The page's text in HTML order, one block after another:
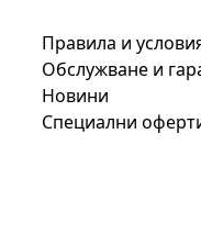
Правила и
Обслужване и
Новини
Специални